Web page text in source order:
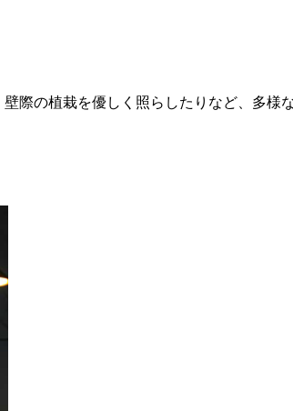
際の植栽を優しく照らしたりなど、多様